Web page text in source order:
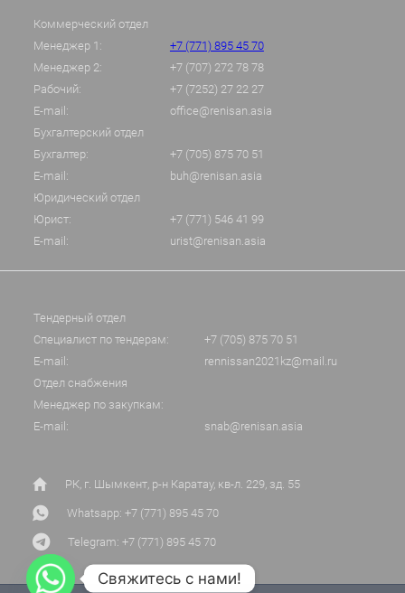
Коммерческий отдел
Менеджер 1:
+7 (771) 895 45 70
Менеджер 2:
+7 (707) 272 78 78
Рабочий:
+7 (7252) 27 22 27
E-mail:
office@renisan.asia
Бухгалтерский отдел
Бухгалтер:
+7 (705) 875 70 51
E-mail:
buh@renisan.asia
Юридический отдел
Юрист:
+7 (771) 546 41 99
E-mail:
urist@renisan.asia
Тендерный отдел
Специалист по тендерам:
+7 (705) 875 70 51
E-mail:
rennissan2021kz@mail.ru
Отдел снабжения
Менеджер по закупкам:
E-mail:
snab@renisan.asia
РК, г. Шымкент, р-н Каратау, кв-л. 229, зд. 55
Whatsapp: +7 (771) 895 45 70
Telegram: +7 (771) 895 45 70
Свяжитесь с нами!